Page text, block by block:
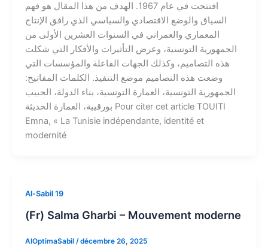
افتتحت في عام 1967. الهدف من هذا المقال هو فهم
السياق والوضع الاقتصادي والسياسي الذي رافق الإنتاج
المعماري والعمراني في السنوات العشرين الأولى من
الجمهورية التونسية، وعرض التأثيرات والأفكار التي شكلت
هذه التصاميم، وكذلك الجهات الفاعلة والمؤسسات التي
وضعت هذه التصاميم موضع التنفيذ. الكلمات المفاتيح:
الجمهورية التونسية، العمارة التونسية، بناء الدولة، الحبيب
بورقيبة، العمارة الحديثة Pour citer cet article TOUITI
Emna, « La Tunisie indépendante, identité et
modernité
Al-Sabil 19
(Fr) Salma Gharbi – Mouvement moderne
AlOptimaSabil /décembre 26, 2025